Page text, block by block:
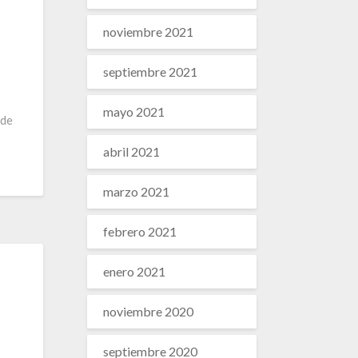
noviembre 2021
septiembre 2021
mayo 2021
abril 2021
marzo 2021
febrero 2021
enero 2021
noviembre 2020
septiembre 2020